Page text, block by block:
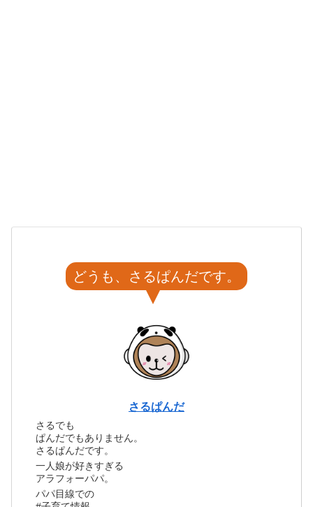
どうも、さるぱんだです。
さるぱんだ
さるでも
ぱんだでもありません。
さるぱんだです。
一人娘が好きすぎる
アラフォーパパ。
パパ目線での